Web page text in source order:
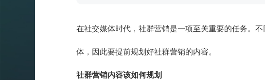
在社交媒体时代，社群营销是一项至关重要的任务。
体，因此要提前规划好社群营销的内容。
社群营销内容该如何规划